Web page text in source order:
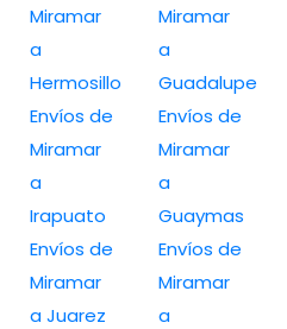
Miramar
a
Hermosillo
Envíos de
Miramar
a
Irapuato
Envíos de
Miramar
a Juarez
Miramar
a
Guadalupe
Envíos de
Miramar
a
Guaymas
Envíos de
Miramar
a